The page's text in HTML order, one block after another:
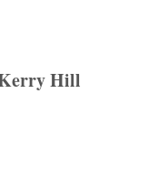
Hill